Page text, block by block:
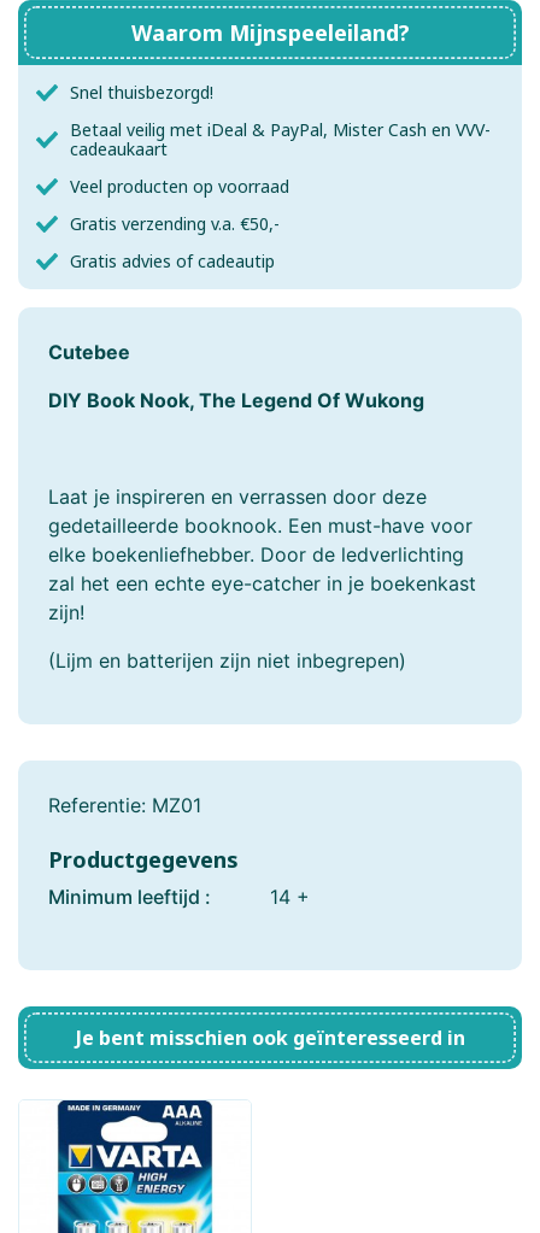
Waarom Mijnspeeleiland?
Snel thuisbezorgd!
Betaal veilig met iDeal & PayPal, Mister Cash en VVV-
cadeaukaart
Veel producten op voorraad
Gratis verzending v.a. €50,-
Gratis advies of cadeautip
Cutebee
DIY Book Nook, The Legend Of Wukong
Laat je inspireren en verrassen door deze
gedetailleerde booknook. Een must-have voor
elke boekenliefhebber. Door de ledverlichting
zal het een echte eye-catcher in je boekenkast
zijn!
(Lijm en batterijen zijn niet inbegrepen)
Referentie: MZ01
Productgegevens
Minimum leeftijd : 14 +
Je bent misschien ook geïnteresseerd in